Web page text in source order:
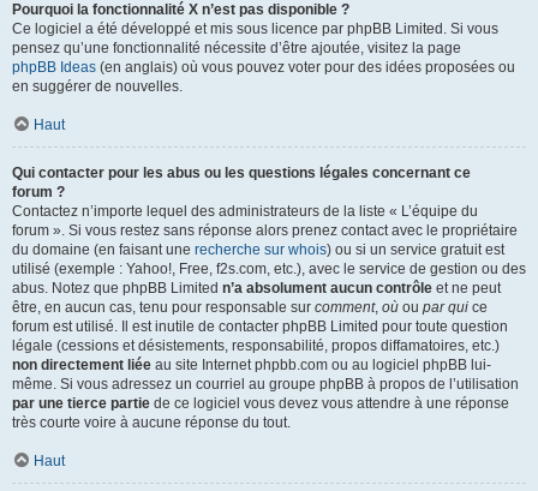
Pourquoi la fonctionnalité X n’est pas disponible ?
Ce logiciel a été développé et mis sous licence par phpBB Limited. Si vous
pensez qu’une fonctionnalité nécessite d’être ajoutée, visitez la page
phpBB Ideas (en anglais) où vous pouvez voter pour des idées proposées ou
en suggérer de nouvelles.
Haut
Qui contacter pour les abus ou les questions légales concernant ce
forum ?
Contactez n’importe lequel des administrateurs de la liste « L’équipe du
forum ». Si vous restez sans réponse alors prenez contact avec le propriétaire
du domaine (en faisant une recherche sur whois) ou si un service gratuit est
utilisé (exemple : Yahoo!, Free, f2s.com, etc.), avec le service de gestion ou des
abus. Notez que phpBB Limited n’a absolument aucun contrôle et ne peut
être, en aucun cas, tenu pour responsable sur comment, où ou par qui ce
forum est utilisé. Il est inutile de contacter phpBB Limited pour toute question
légale (cessions et désistements, responsabilité, propos diffamatoires, etc.)
non directement liée au site Internet phpbb.com ou au logiciel phpBB lui-
même. Si vous adressez un courriel au groupe phpBB à propos de l’utilisation
par une tierce partie de ce logiciel vous devez vous attendre à une réponse
très courte voire à aucune réponse du tout.
Haut